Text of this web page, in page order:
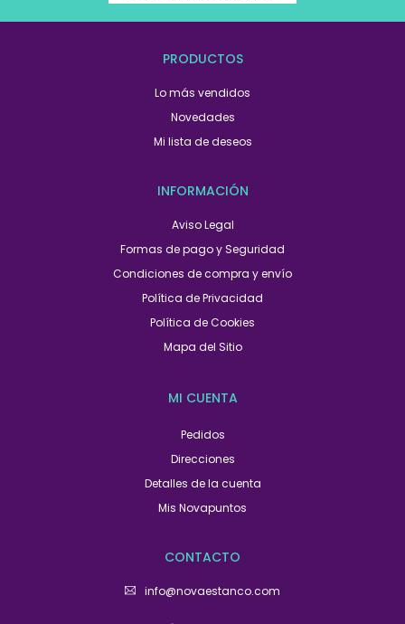
PRODUCTOS
Lo más vendidos
Novedades
Mi lista de deseos
INFORMACIÓN
Aviso Legal
Formas de pago y Seguridad
Condiciones de compra y envío
Política de Privacidad
Política de Cookies
Mapa del Sitio
MI CUENTA
Pedidos
Direcciones
Detalles de la cuenta
Mis Novapuntos
CONTACTO
info@novaestanco.com